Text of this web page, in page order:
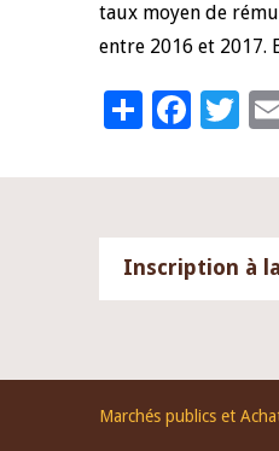
taux moyen de
entre 2016 et 2017.
Share
Inscription à
Footer
menu
Marchés publics et